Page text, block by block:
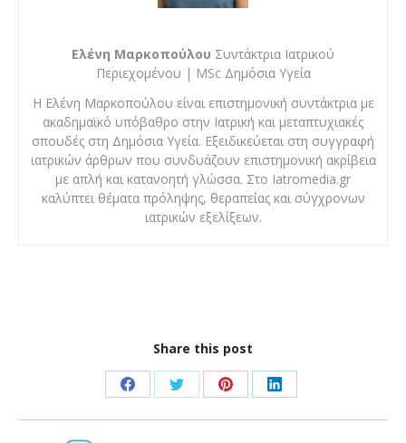
Ελένη Μαρκοπούλου Συντάκτρια Ιατρικού
Περιεχομένου | MSc Δημόσια Υγεία
Η Ελένη Μαρκοπούλου είναι επιστημονική συντάκτρια με
ακαδημαϊκό υπόβαθρο στην Ιατρική και μεταπτυχιακές
σπουδές στη Δημόσια Υγεία. Εξειδικεύεται στη συγγραφή
ιατρικών άρθρων που συνδυάζουν επιστημονική ακρίβεια
με απλή και κατανοητή γλώσσα. Στο Iatromedia.gr
καλύπτει θέματα πρόληψης, θεραπείας και σύγχρονων
ιατρικών εξελίξεων.
Share this post